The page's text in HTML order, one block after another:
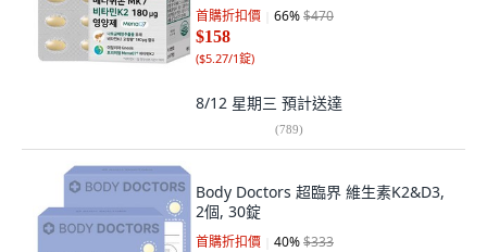
首購折扣價 66%$470
$158
($5.27/1錠)
8/12 星期三 預計送達
(789)
Body Doctors 超臨界 維生素K2&D3,
2個, 30錠
首購折扣價 40%$333